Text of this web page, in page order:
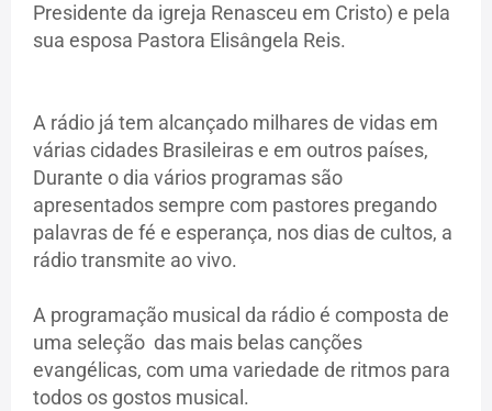
Presidente da igreja Renasceu em Cristo) e pela
sua esposa Pastora Elisângela Reis.
A rádio já tem alcançado milhares de vidas em
várias cidades Brasileiras e em outros países,
Durante o dia vários programas são
apresentados sempre com pastores pregando
palavras de fé e esperança, nos dias de cultos, a
rádio transmite ao vivo.
A programação musical da rádio é composta de
uma seleção das mais belas canções
evangélicas, com uma variedade de ritmos para
todos os gostos musical.